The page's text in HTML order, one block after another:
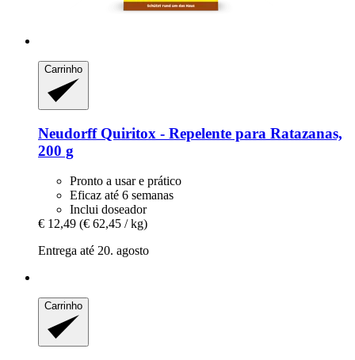
Carrinho
NeudorffQuiritox -​ Repelente para Ratazanas,
200 g
Pronto a usar e prático
Eficaz até 6 semanas
Inclui doseador
€ 12,49 (€ 62,45 / kg)
Entrega até 20. agosto
Carrinho